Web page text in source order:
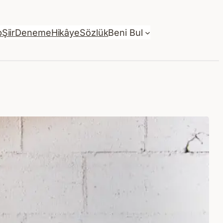
ŞiirDenemeHikâyeSözlükBeni Bul